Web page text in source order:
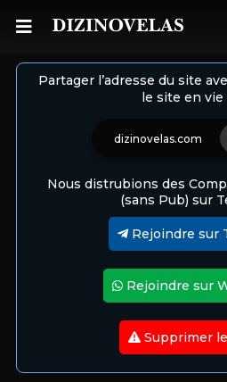
Partager l’adresse du site
le site en vie
dizinovelas.com
Nous distrubions des
(sans Pub) sur
Rejoindre sur
Rejoindre sur
Supprimer